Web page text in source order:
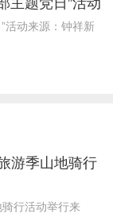
主题党日”活动
活动来源：钟祥新
游季山地骑行
行活动举行来